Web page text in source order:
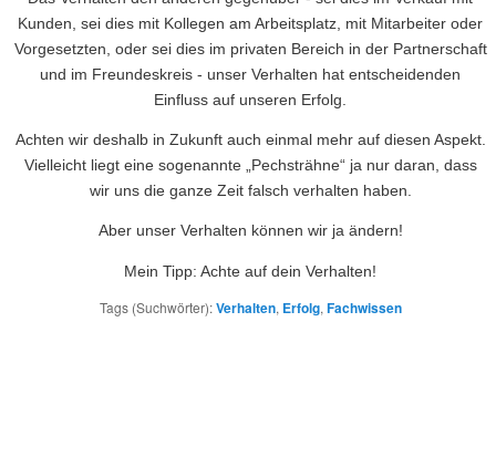
Kunden, sei dies mit Kollegen am Arbeitsplatz, mit Mitarbeiter oder
Vorgesetzten, oder sei dies im privaten Bereich in der Partnerschaft
und im Freundeskreis - unser Verhalten hat entscheidenden
Einfluss auf unseren Erfolg.
Achten wir deshalb in Zukunft auch einmal mehr auf diesen Aspekt.
Vielleicht liegt eine sogenannte „Pechsträhne“ ja nur daran, dass
wir uns die ganze Zeit falsch verhalten haben.
Aber unser Verhalten können wir ja ändern!
Mein Tipp: Achte auf dein Verhalten!
Tags (Suchwörter):Verhalten, Erfolg, Fachwissen